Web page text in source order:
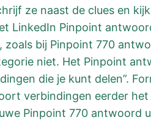
ze naast de clues en
LinkedIn Pinpoint
bij Pinpoint 770
niet. Het Pinpoint
die je kunt delen”.
verbindingen eerder het
Pinpoint 770 antwoord